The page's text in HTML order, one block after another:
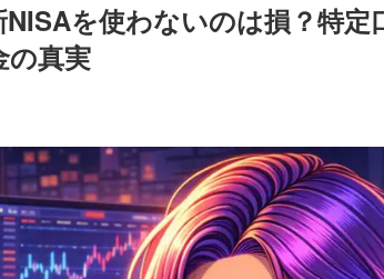
を使わないのは損？特定
の真実